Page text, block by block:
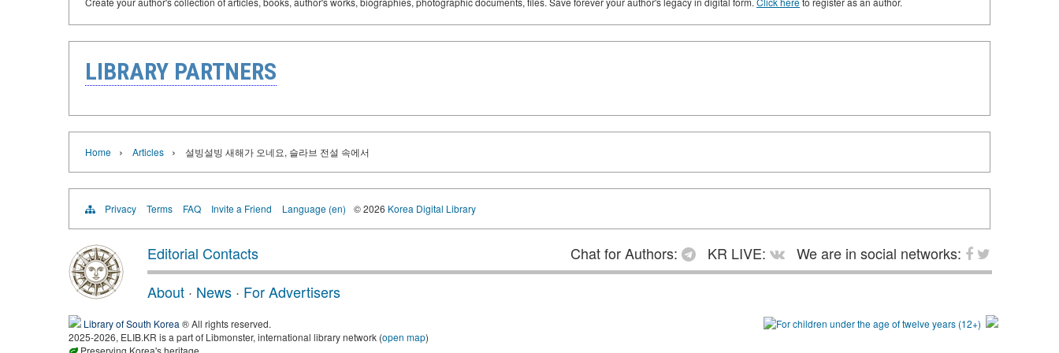
LIBRARY PARTNERS
Home › Articles › 설빙설빙 새해가 오네요, 슬라브 전설 속에서
Privacy Terms FAQ Invite a Friend Language (en) © 2026 Korea Digital Library
Editorial Contacts Chat for Authors: KR LIVE:
We are in social networks:
About · News · For Advertisers
Library of South Korea ® All rights reserved.
2025-2026, ELIB.KR is a part of Libmonster, international library network (open map)
Preserving Korea's heritage